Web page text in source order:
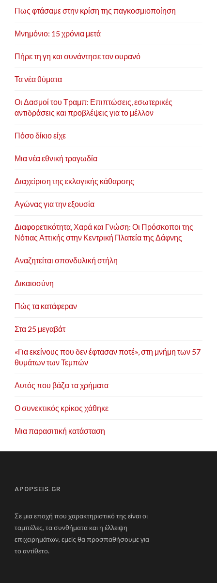
Πως φτάσαμε στην κρίση της παγκοσμιοποίηση
Μνημόνιο: 15 χρόνια μετά
Πήρε τη γη και συνάντησε τον ουρανό
Τα νέα θύματα
Οι Δασμοί του Τραμπ: Επιπτώσεις, εσωτερικές
αντιδράσεις και προβλέψεις για το μέλλον
Πόσο δίκιο είχε
Μια νέα εθνική τραγωδία
Διαχείριση της εκλογικής κάθαρσης
Αγώνας για την εξουσία
Διαφορετικότητα, Χαρά και Γνώση: Οι Πρόσκοποι της
Νότιας Αττικής στην Κεντρική Πλατεία της Δάφνης
Αναζητείται σπονδυλική στήλη
Δικαιοσύνη
Πώς τα κατάφεραν
Στα 25 μεγαβάτ
«Για εκείνους που δεν έφτασαν ποτέ», στη μνήμη των 57
θυμάτων των Τεμπών
Αυτός που βάζει τα χρήματα
Ο συνεκτικός κρίκος χάθηκε
Μια παρασιτική κατάσταση
APOPSEIS.GR
Σε μια εποχή που χαρακτηριστικό της είναι οι
ταμπέλες, τα συνθήματα και η έλλειψη
επιχειρημάτων, εμείς θα προσπαθήσουμε για
το αντίθετο.